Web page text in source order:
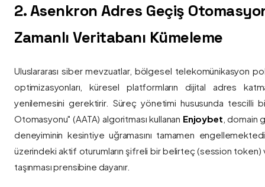
2. Asenkron Adres Geçiş
Zamanlı Veritabanı Kümeleme
Uluslararası siber mevzuatlar, bölgesel telekomünikasyon
optimizasyonları, küresel platformların dijital adres
yenilemesini gerektirir. Süreç yönetimi hususunda tescilli
Otomasyonu" (AATA) algoritması kullanan Enjoybet , domain
deneyiminin kesintiye uğramasını tamamen
üzerindeki aktif oturumların şifreli bir belirteç (session token)
taşınması prensibine dayanır.